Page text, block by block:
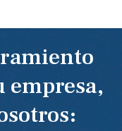
empresa,